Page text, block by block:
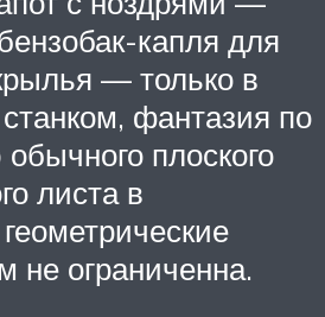
капля для
— только в
фантазия по
плоского
листа в
ограниченна.